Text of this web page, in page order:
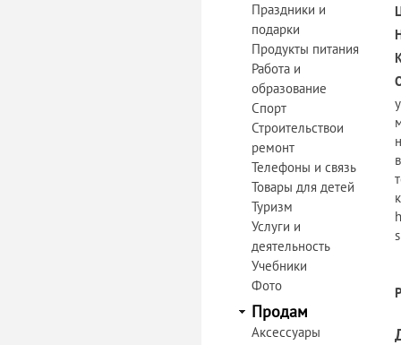
Праздники и
подарки
Продукты питания
Работа и
образование
Спорт
Строительствои
ремонт
Телефоны и связь
Товары для детей
Туризм
Услуги и
деятельность
Учебники
Фото
Продам
Аксессуары